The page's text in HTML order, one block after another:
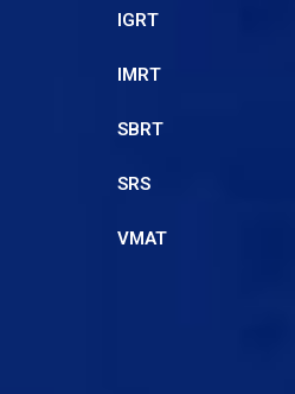
IGRT
IMRT
SBRT
SRS
VMAT